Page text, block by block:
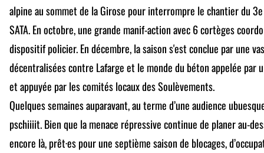
alpine au sommet de la Girose pourinterrompre le chantier du
SATA. En octobre, une grande manif-action avec 6 cortèges
dispositif policier. En décembre, la saison s'est conclue par une
décentralisées contre Lafarge et le monde du béton appelée par
et appuyée par les comités locaux des Soulèvements.
Quelques semaines auparavant, au terme d’une audience
pschiiiit. Bien que la menace répressive continue de planer au-
encore là, prêt·es pour une septième saison de blocages,